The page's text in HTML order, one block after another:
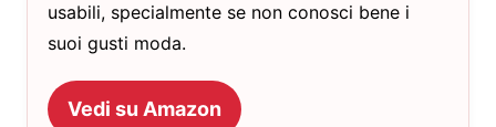
usabili, specialmente se non conosci bene i
suoi gusti moda.
Vedi su Amazon